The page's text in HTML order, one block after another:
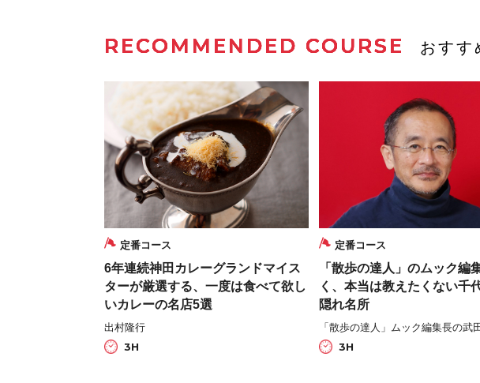
RECOMMENDED COURSE おすす
定番コース
6年連続神田カレーグランドマイス
ターが厳選する、一度は食べて欲し
いカレーの名店5選
出村隆行
3H
定番コース
「散歩の達人」のムック編
く、本当は教えたくない千
隠れ名所
「散歩の達人」ムック編集長の武
3H